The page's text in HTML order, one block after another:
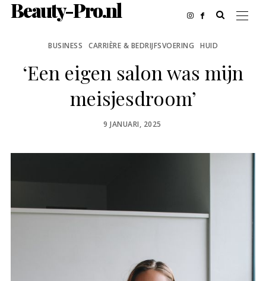
Beauty-Pro.nl
BUSINESS CARRIÈRE & BEDRIJFSVOERING HUID
‘Een eigen salon was mijn
meisjesdroom’
POSTED
9 JANUARI, 2025